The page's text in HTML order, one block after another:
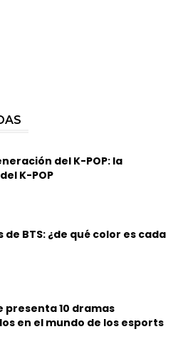
del K-POP: la
K-POP
BTS: ¿de qué color es cada
presenta 10 dramas
en el mundo de los esports